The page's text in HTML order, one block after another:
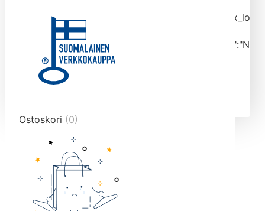
tmlmvi","meta_query":
data-original-query-vars="[]" data-page="1"
data-max-pages="4517" data-start="1" data-
end="10">
Ostoskori (0)